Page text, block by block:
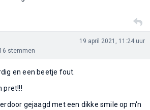
stemmen
19 april 2021, 11:24 uur
en een beetje fout.
pret!!!
gejaagd met een dikke smile op m'n